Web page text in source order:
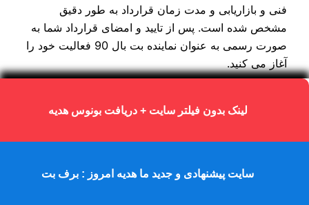
فنی و بازاریابی و مدت زمان قرارداد به طور دقیق
مشخص شده است. پس از تایید و امضای قرارداد شما به
صورت رسمی به عنوان نماینده بت بال 90 فعالیت خود را
آغاز می‌ کنید.
آموزش و راه اندازی
پس از امضای قرارداد مرحله آموزش و راه‌ اندازی آغاز
می‌ شود. بت بال 90 برای نمایندگان خود دوره‌ های
لینک بدون فیلتر سایت + دریافت بونوس هدیه
سایت پیشنهادی و جدید ما هدیه امروز : برف بت